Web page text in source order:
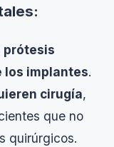
prótesis
los implantes.
cirugía,
que no
quirúrgicos.